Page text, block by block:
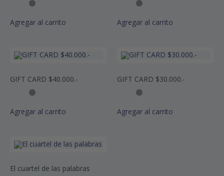
Agregar al carrito Agregar al carrito
GIFT CARD $40.000.-
Agregar al carrito
GIFT CARD $30.000.-
Agregar al carrito
El cuartel de las palabras